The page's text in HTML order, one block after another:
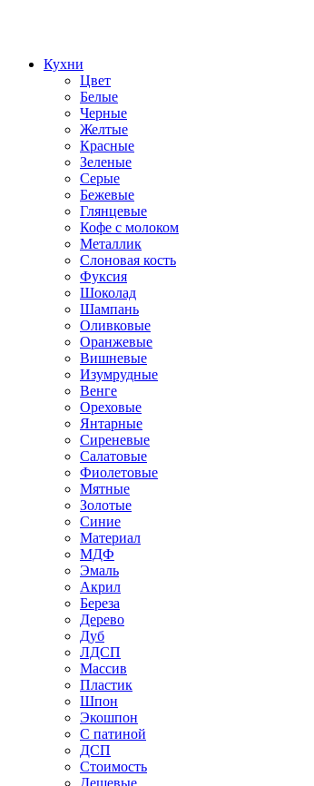
Кухни
Цвет
Белые
Черные
Желтые
Красные
Зеленые
Серые
Бежевые
Глянцевые
Кофе с молоком
Металлик
Слоновая кость
Фуксия
Шоколад
Шампань
Оливковые
Оранжевые
Вишневые
Изумрудные
Венге
Ореховые
Янтарные
Сиреневые
Салатовые
Фиолетовые
Мятные
Золотые
Синие
Материал
МДФ
Эмаль
Акрил
Береза
Дерево
Дуб
ЛДСП
Массив
Пластик
Шпон
Экошпон
С патиной
ДСП
Стоимость
Дешевые